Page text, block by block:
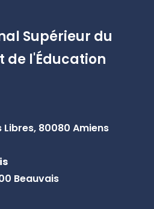
Supérieur du
de l'Éducation
Libres, 80080 Amiens
Beauvais